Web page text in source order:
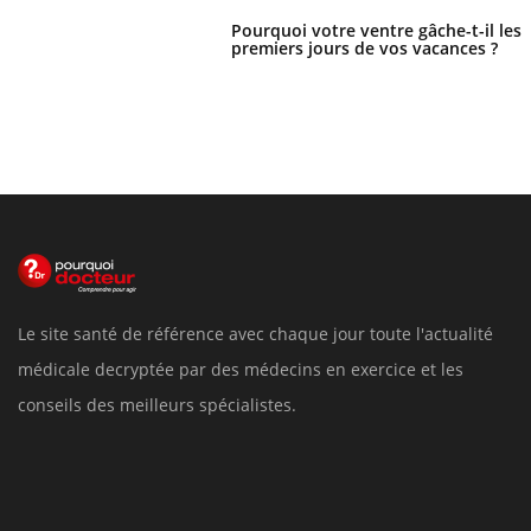
Pourquoi votre ventre gâche-t-il les
premiers jours de vos vacances ?
Le site santé de référence avec chaque jour toute l'actualité
médicale decryptée par des médecins en exercice et les
conseils des meilleurs spécialistes.